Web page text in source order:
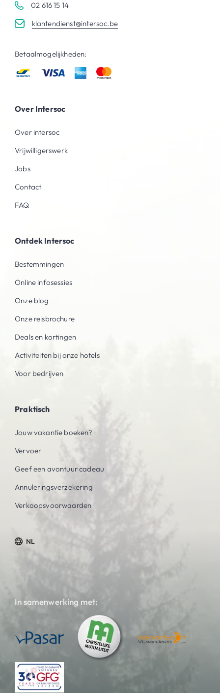
02 616 15 14
klantendienst@intersoc.be
Betaalmogelijkheden:
Over Intersoc
Over intersoc
Vrijwilligerswerk
Jobs
Contact
FAQ
Ontdek Intersoc
Bestemmingen
Online infosessies
Onze blog
Onze reisbrochure
Deals en kortingen
Activiteiten bij onze hotels
Voor bedrijven
Praktisch
Jouw vakantie boeken?
Vervoer
Geef een avontuur cadeau
Annuleringsverzekering
Verkoopsvoorwaarden
NL
In samenwerking met: